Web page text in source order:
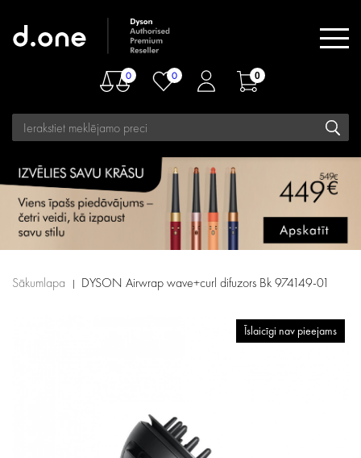
0 0 0
Sākumlapa DYSON Airwrap wave+curl difuzors Bk 974149-01
Īslaicīgi nav pieejams